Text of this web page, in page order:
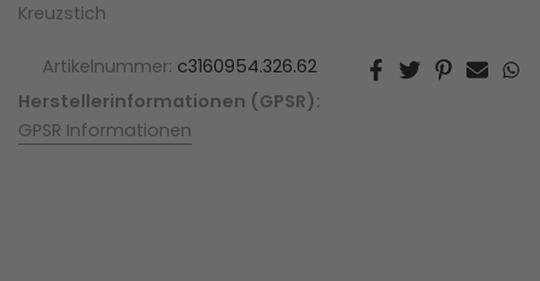
Kreuzstich
Artikelnummer: c3160954.326.62
Herstellerinformationen (GPSR):
GPSR Informationen